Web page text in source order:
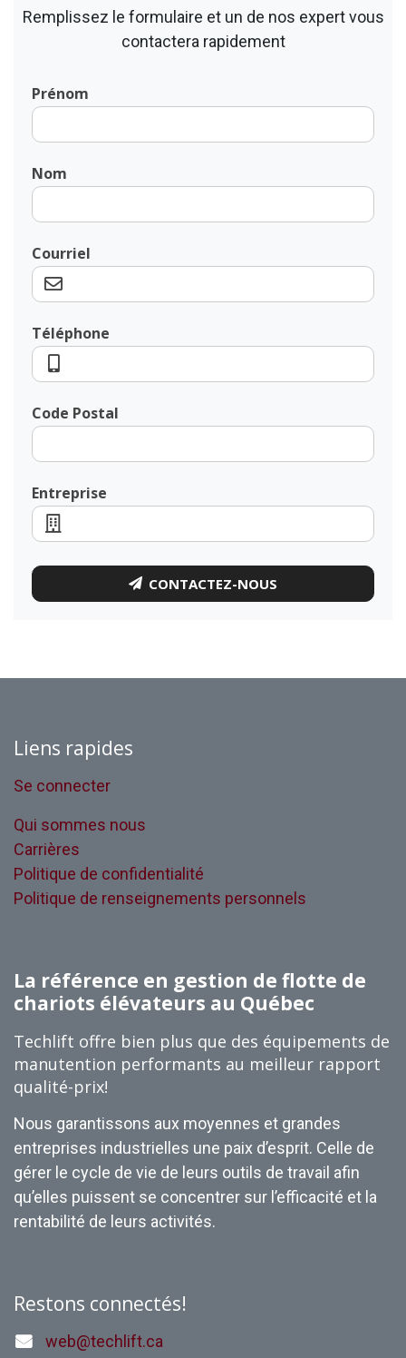
Remplissez le formulaire et un de nos expert vous
contactera rapidement
Prénom
Nom
Courriel
Téléphone
Code Postal
Entreprise
CONTACTEZ-NOUS
Liens rapides
Se connecter
Qui sommes nous
Carrières
Politique de confidentialité
Politique de renseignements personnels
La référence en gestion de flotte de
chariots élévateurs au Québec
Techlift offre bien plus que des équipements de
manutention performants au meilleur rapport
qualité-prix!
Nous garantissons aux moyennes et grandes
entreprises industrielles une paix d’esprit. Celle de
gérer le cycle de vie de leurs outils de travail afin
qu’elles puissent se concentrer sur l’efficacité et la
rentabilité de leurs activités.
Restons connectés!
web@techlift.ca